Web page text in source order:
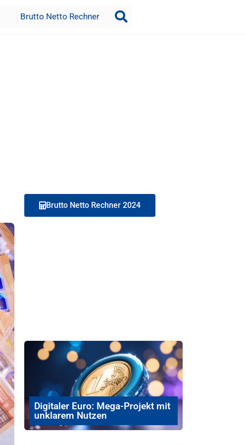
Brutto Netto Rechner
Brutto Netto Rechner 2024
Digitaler Euro: Mega-Projekt mit
unklarem Nutzen